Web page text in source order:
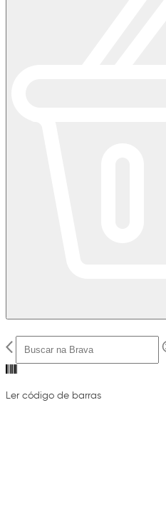
Ler código de barras